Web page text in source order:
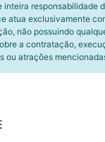
inteira responsabilidade
atua exclusivamente
não possuindo
a contratação,
ou atrações